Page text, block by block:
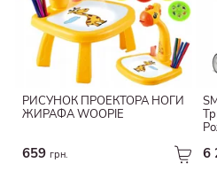
РИСУНОК ПРОЕКТОРА НОГИ
ЖИРАФА WOOPIE
659 грн. 6